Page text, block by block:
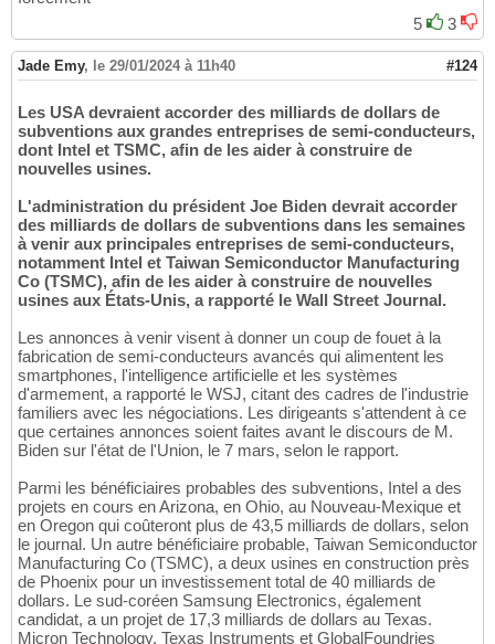
5
3
Jade Emy, le 29/01/2024 à 11h40 #124
Les USA devraient accorder des milliards de dollars de
subventions aux grandes entreprises de semi-conducteurs,
dont Intel et TSMC, afin de les aider à construire de
nouvelles usines.
L'administration du président Joe Biden devrait accorder
des milliards de dollars de subventions dans les semaines
à venir aux principales entreprises de semi-conducteurs,
notamment Intel et Taiwan Semiconductor Manufacturing
Co (TSMC), afin de les aider à construire de nouvelles
usines aux États-Unis, a rapporté le Wall Street Journal.
Les annonces à venir visent à donner un coup de fouet à la
fabrication de semi-conducteurs avancés qui alimentent les
smartphones, l'intelligence artificielle et les systèmes
d'armement, a rapporté le WSJ, citant des cadres de l'industrie
familiers avec les négociations. Les dirigeants s'attendent à ce
que certaines annonces soient faites avant le discours de M.
Biden sur l'état de l'Union, le 7 mars, selon le rapport.
Parmi les bénéficiaires probables des subventions, Intel a des
projets en cours en Arizona, en Ohio, au Nouveau-Mexique et
en Oregon qui coûteront plus de 43,5 milliards de dollars, selon
le journal. Un autre bénéficiaire probable, Taiwan Semiconductor
Manufacturing Co (TSMC), a deux usines en construction près
de Phoenix pour un investissement total de 40 milliards de
dollars. Le sud-coréen Samsung Electronics, également
candidat, a un projet de 17,3 milliards de dollars au Texas.
Micron Technology, Texas Instruments et GlobalFoundries